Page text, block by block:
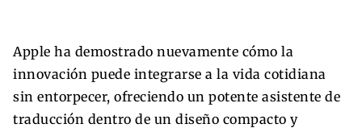
Apple ha demostrado nuevamente cómo la
innovación puede integrarse a la vida cotidiana
sin entorpecer, ofreciendo un potente asistente de
traducción dentro de un diseño compacto y